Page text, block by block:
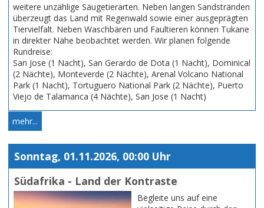
weitere unzählige Säugetierarten. Neben langen Sandstränden
überzeugt das Land mit Regenwald sowie einer ausgeprägten
Tiervielfalt. Neben Waschbären und Faultieren können Tukane
in direkter Nähe beobachtet werden. Wir planen folgende
Rundreise:
San Jose (1 Nacht), San Gerardo de Dota (1 Nacht), Dominical
(2 Nächte), Monteverde (2 Nächte), Arenal Volcano National
Park (1 Nacht), Tortuguero National Park (2 Nächte), Puerto
Viejo de Talamanca (4 Nächte), San Jose (1 Nacht)
mehr...
Sonntag, 01.11.2026, 00:00 Uhr
Südafrika - Land der Kontraste
Begleite uns auf eine